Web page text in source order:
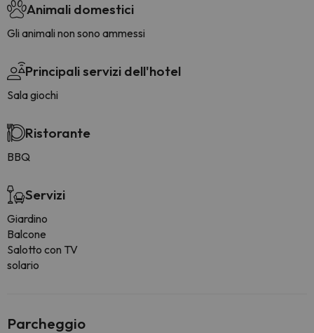
Animali domestici
Gli animali non sono ammessi
Principali servizi dell'hotel
Sala giochi
Ristorante
BBQ
Servizi
Giardino
Balcone
Salotto con TV
solario
Parcheggio